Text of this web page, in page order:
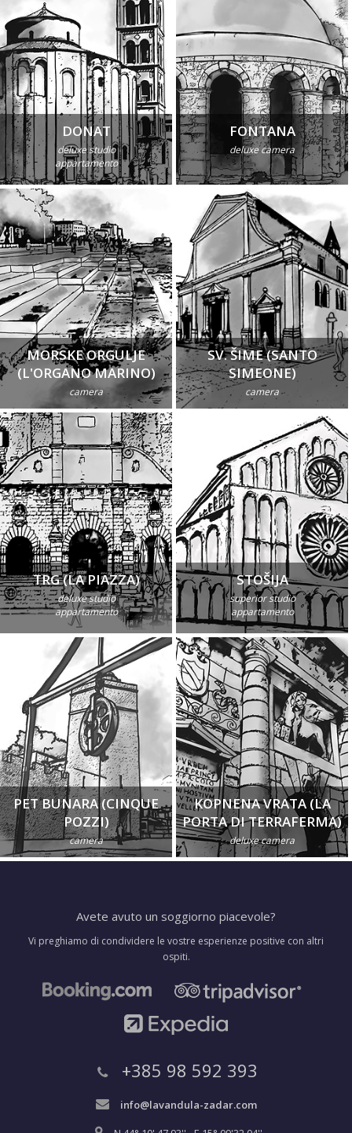
DONAT
deluxe studio
appartamento
FONTANA
deluxe camera
MORSKE ORGULJE
(L'ORGANO MARINO)
camera
SV. ŠIME (SANTO
SIMEONE)
camera
TRG (LA PIAZZA)
deluxe studio
appartamento
STOŠIJA
superior studio
appartamento
PET BUNARA (CINQUE
POZZI)
camera
KOPNENA VRATA (LA
PORTA DI TERRAFERMA)
deluxe camera
Avete avuto un soggiorno piacevole?
Vi preghiamo di condividere le vostre esperienze positive con altri
ospiti.
+385 98 592 393
info@lavandula-zadar.com